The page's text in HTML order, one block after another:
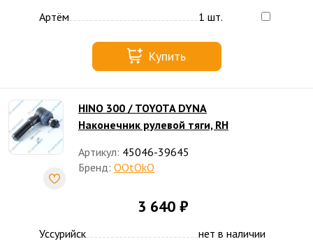
Артём
1 шт.
Купить
HINO 300 / TOYOTA DYNA
Наконечник рулевой тяги, RH
Артикул: 45046-39645
Бренд: OOtOkO
3 640 ₽
Уссурийск
нет в наличии